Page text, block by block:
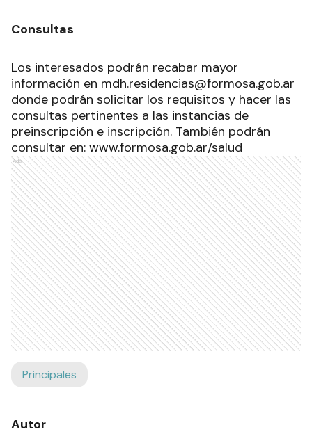
Consultas
Los interesados podrán recabar mayor
información en mdh.residencias@formosa.gob.ar
donde podrán solicitar los requisitos y hacer las
consultas pertinentes a las instancias de
preinscripción e inscripción. También podrán
consultar en: www.formosa.gob.ar/salud
Ads
Principales
Autor